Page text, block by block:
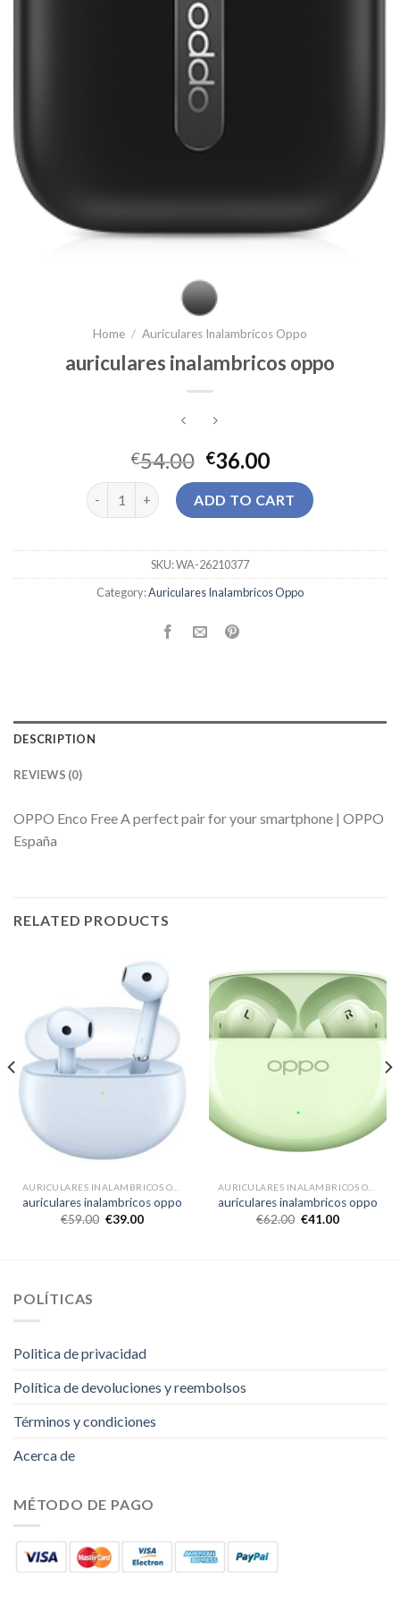
Home / Auriculares Inalambricos Oppo
auriculares inalambricos oppo
€54.00 €36.00
auriculares inalambricos oppo quantity
ADD TO CART
SKU:WA-26210377
Category:Auriculares Inalambricos Oppo
DESCRIPTION
REVIEWS (0)
OPPO Enco Free A perfect pair for your smartphone | OPPO
España
RELATED PRODUCTS
auriculares inalambricos oppo
€59.00 €39.00
auriculares inalambricos oppo
€62.00 €41.00
POLÍTICAS
Politica de privacidad
Política de devoluciones y reembolsos
Términos y condiciones
Acerca de
MÉTODO DE PAGO